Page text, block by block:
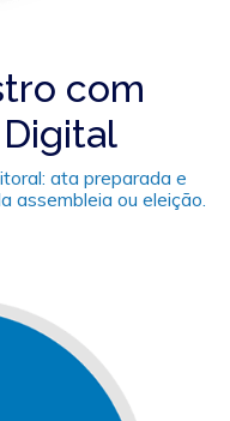
com
ata preparada e
assembleia ou eleição.